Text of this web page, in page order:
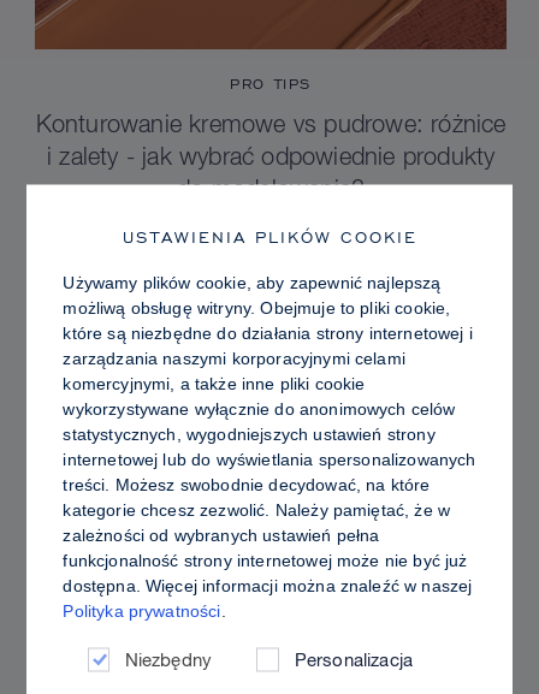
PRO TIPS
Konturowanie kremowe vs pudrowe: różnice
i zalety - jak wybrać odpowiednie produkty
do modelowania?
PRO TIPS
Promienna vs. Tłusta Skóra: Jak używać
Sculpt & Glow, aby uzyskać naturalny efekt i
kontrolowany blask?
USTAWIENIA PLIKÓW COOKIE
Używamy plików cookie, aby zapewnić najlepszą
możliwą obsługę witryny. Obejmuje to pliki cookie,
które są niezbędne do działania strony internetowej i
zarządzania naszymi korporacyjnymi celami
komercyjnymi, a także inne pliki cookie
wykorzystywane wyłącznie do anonimowych celów
statystycznych, wygodniejszych ustawień strony
internetowej lub do wyświetlania spersonalizowanych
treści. Możesz swobodnie decydować, na które
kategorie chcesz zezwolić. Należy pamiętać, że w
zależności od wybranych ustawień pełna
funkcjonalność strony internetowej może nie być już
dostępna. Więcej informacji można znaleźć w naszej
Polityka prywatności
Niezbędny Personalizacja